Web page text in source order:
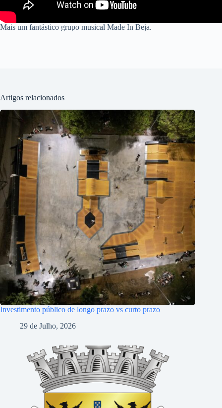
Mais um fantástico grupo musical Made In Beja.
Artigos relacionados
Investimento público de longo prazo vs curto prazo
29 de Julho, 2026